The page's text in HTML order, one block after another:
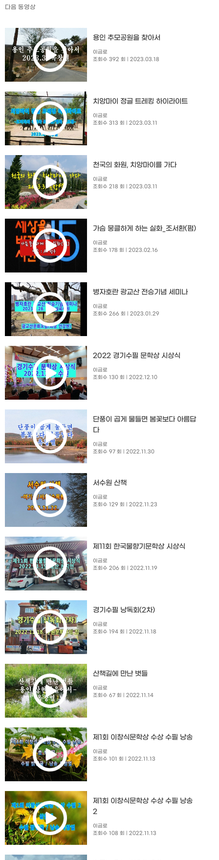
다음 동영상
용인 추모공원을 찾아서
이금로
조회수 392 회
| 2023.03.18
치앙마이 정글 트레킹 하이라이트
이금로
조회수 313 회
| 2023.03.11
천국의 화원, 치앙마이를 가다
이금로
조회수 218 회
| 2023.03.11
가슴 뭉클하게 하는 실화_조서환(펌)
이금로
조회수 178 회
| 2023.02.16
병자호란 광교산 전승기념 세미나
이금로
조회수 266 회
| 2023.01.29
2022 경기수필 문학상 시상식
이금로
조회수 130 회
| 2022.12.10
단풍이 곱게 물들면 봄꽃보다 아름답
다
이금로
조회수 97 회
| 2022.11.30
서수원 산책
이금로
조회수 129 회
| 2022.11.23
제11회 한국물향기문학상 시상식
이금로
조회수 206 회
| 2022.11.19
경기수필 낭독회(2차)
이금로
조회수 194 회
| 2022.11.18
산책길에 만난 벗들
이금로
조회수 67 회
| 2022.11.14
제1회 이창식문학상 수상 수필 낭송
이금로
조회수 101 회
| 2022.11.13
제1회 이창식문학상 수상 수필 낭송
2
이금로
조회수 108 회
| 2022.11.13